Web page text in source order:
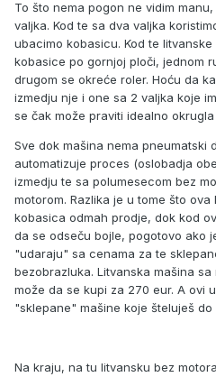
To što nema pogon ne vidim
valjka. Kod te sa dva valjka
ubacimo kobasicu. Kod te
kobasice po gornjoj ploči, jednom
drugom se okreće roler. Hoću da
izmedju nje i one sa 2 valjka koje
se čak može praviti idealno
Sve dok mašina nema pneumatski
automatizuje proces (oslobadja
izmedju te sa polumesecom bez
motorom. Razlika je u tome što
kobasica odmah prodje, dok kod
da se odseču bojle, pogotovo ako
"udaraju" sa cenama za te
bezobrazluka. Litvanska mašina sa
može da se kupi za 270 eur. A ovi
"sklepane" mašine koje šteluješ do
Na kraju, na tu litvansku bez